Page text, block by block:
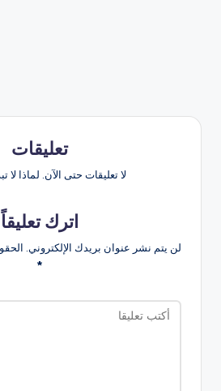
تعليقات
لا تعليقات حتى الآن. لماذا لا
اترك تعليقاً
لن يتم نشر عنوان بريدك الإلكتروني.
*